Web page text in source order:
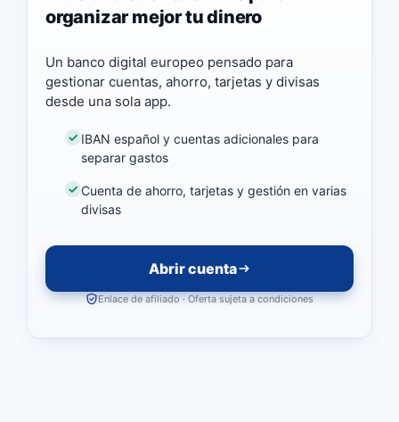
organizar mejor tu dinero
Un banco digital europeo pensado para
gestionar cuentas, ahorro, tarjetas y divisas
desde una sola app.
IBAN español y cuentas adicionales para
separar gastos
Cuenta de ahorro, tarjetas y gestión en varias
divisas
Abrir cuenta
Enlace de afiliado · Oferta sujeta a condiciones